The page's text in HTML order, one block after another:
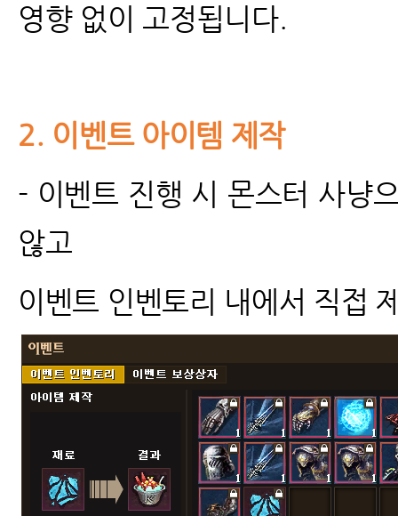
영향 없이 고정됩니다.
2. 이벤트 아이템 제작
- 이벤트 진행 시 몬스터 사냥
않고
이벤트 인벤토리 내에서 직접